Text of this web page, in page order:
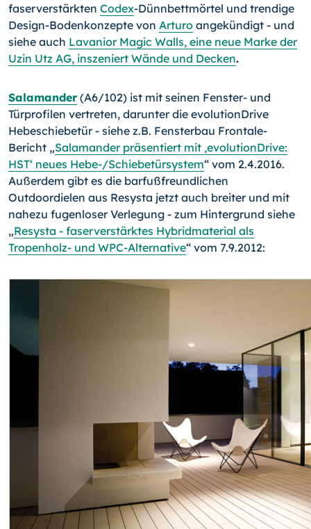
faserverstärkten Codex-Dünnbettmörtel und trendige
Design-Bodenkonzepte von Arturo angekündigt - und
siehe auch Lavanior Magic Walls, eine neue Marke der
Uzin Utz AG, inszeniert Wände und Decken.
Salamander (A6/102) ist mit seinen Fenster- und
Türprofilen vertreten, darunter die evolutionDrive
Hebeschiebetür - siehe z.B. Fensterbau Frontale-
Bericht „Salamander präsentiert mit ,evolutionDrive:
HST‘ neues Hebe-/Schiebetürsystem“ vom 2.4.2016.
Außerdem gibt es die barfußfreundlichen
Outdoordielen aus Resysta jetzt auch breiter und mit
nahezu fugenloser Verlegung - zum Hintergrund siehe
„Resysta - faserverstärktes Hybridmaterial als
Tropenholz- und WPC-Alternative“ vom 7.9.2012: